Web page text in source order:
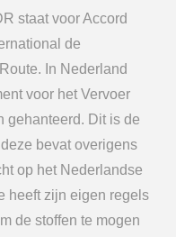
staat voor Accord
de
In Nederland
voor het Vervoer
gehanteerd. Dit is de
bevat overigens
op het Nederlandse
heeft zijn eigen regels
de stoffen te mogen